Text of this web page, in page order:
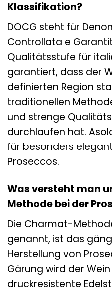
Klassifikation?
DOCG steht für
Controllata e
Qualitätsstufe für
garantiert, dass der
definierten Region
traditionellen
und strenge
durchlaufen hat.
für besonders
Proseccos.
Was versteht man
Methode bei der
Die Charmat-
genannt, ist das
Herstellung von
Gärung wird der
druckresistente